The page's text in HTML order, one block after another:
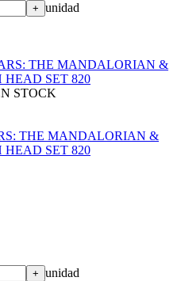
+ unidad
STOCK
THE MANDALORIAN &
SET 820
+ unidad